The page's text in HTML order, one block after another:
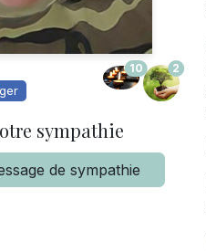
10 2
sympathie
de sympathie